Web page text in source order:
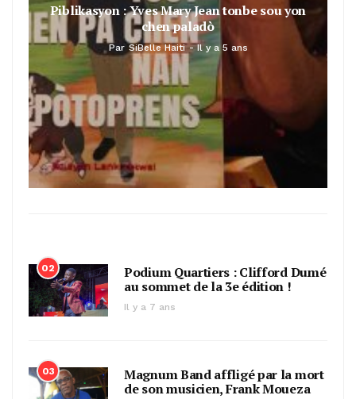
Piblikasyon : Yves Mary Jean tonbe sou yon
chen paladò
Par SiBelle Haiti Il y a 5 ans
02
Podium Quartiers : Clifford Dumé
au sommet de la 3e édition !
Il y a 7 ans
03
Magnum Band affligé par la mort
de son musicien, Frank Moueza